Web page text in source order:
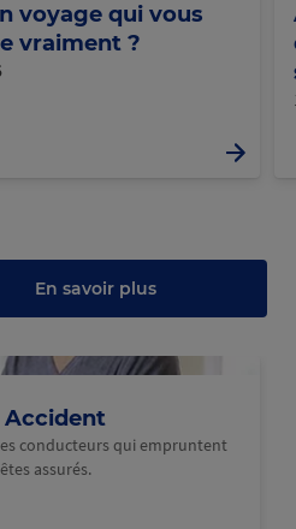
voyage qui vous
vraiment ?
En savoir plus
Accident
conducteurs qui empruntent
assurés.